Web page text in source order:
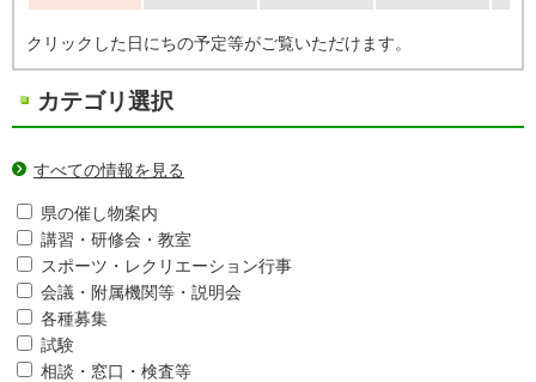
クリックした日にちの予定等がご覧いただけます。
カテゴリ選択
すべての情報を見る
県の催し物案内
講習・研修会・教室
スポーツ・レクリエーション行事
会議・附属機関等・説明会
各種募集
試験
相談・窓口・検査等